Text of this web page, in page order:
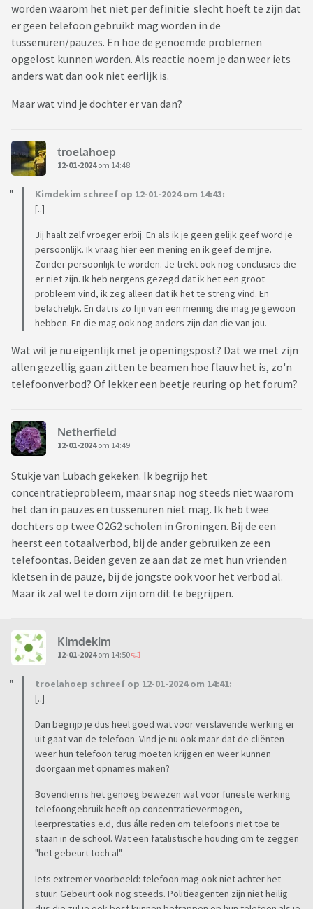
worden waarom het niet per definitie slecht hoeft te zijn dat
er geen telefoon gebruikt mag worden in de
tussenuren/pauzes. En hoe de genoemde problemen
opgelost kunnen worden. Als reactie noem je dan weer iets
anders wat dan ook niet eerlijk is.
Maar wat vind je dochter er van dan?
troelahoep
12-01-2024om 14:48
Kimdekim schreef op 12-01-2024 om 14:43:
[..]
Jij haalt zelf vroeger erbij. En als ik je geen gelijk geef word je
persoonlijk. Ik vraag hier een mening en ik geef de mijne.
Zonder persoonlijk te worden. Je trekt ook nog conclusies die
er niet zijn. Ik heb nergens gezegd dat ik het een groot
probleem vind, ik zeg alleen dat ik het te streng vind. En
belachelijk. En dat is zo fijn van een mening die mag je gewoon
hebben. En die mag ook nog anders zijn dan die van jou.
Wat wil je nu eigenlijk met je openingspost? Dat we met zijn
allen gezellig gaan zitten te beamen hoe flauw het is, zo'n
telefoonverbod? Of lekker een beetje reuring op het forum?
Netherfield
12-01-2024om 14:49
Stukje van Lubach gekeken. Ik begrijp het
concentratieprobleem, maar snap nog steeds niet waarom
het dan in pauzes en tussenuren niet mag. Ik heb twee
dochters op twee O2G2 scholen in Groningen. Bij de een
heerst een totaalverbod, bij de ander gebruiken ze een
telefoontas. Beiden geven ze aan dat ze met hun vrienden
kletsen in de pauze, bij de jongste ook voor het verbod al.
Maar ik zal wel te dom zijn om dit te begrijpen.
Kimdekim
12-01-2024om 14:50
troelahoep schreef op 12-01-2024 om 14:41:
[..]
Dan begrijp je dus heel goed wat voor verslavende werking er
uit gaat van de telefoon. Vind je nu ook maar dat de cliënten
weer hun telefoon terug moeten krijgen en weer kunnen
doorgaan met opnames maken?
Bovendien is het genoeg bewezen wat voor funeste werking
telefoongebruik heeft op concentratievermogen,
leerprestaties e.d, dus álle reden om telefoons niet toe te
staan in de school. Wat een fatalistische houding om te zeggen
"het gebeurt toch al".
Iets extremer voorbeeld: telefoon mag ook niet achter het
stuur. Gebeurt ook nog steeds. Politieagenten zijn niet heilig